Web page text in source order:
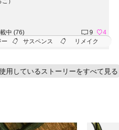
。★ノベルアップ＋にて加筆修正版
中 (76) 9
4
ー
サスペンス リメイク
用しているストーリーをすべて見る